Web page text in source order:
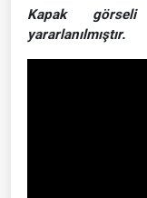
Kapak görseli
yararlanılmıştır.